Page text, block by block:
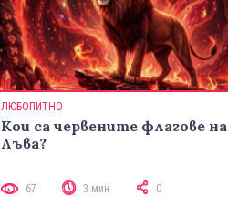
ЛЮБОПИТНО
Кои са червените флагове на
Лъва?
67 3 мин 0